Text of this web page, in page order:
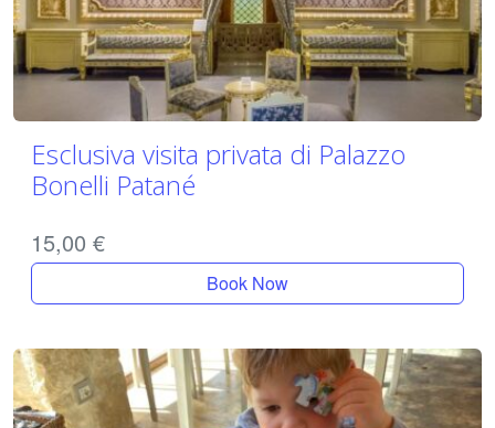
Esclusiva visita privata di Palazzo
Bonelli Patané
15,00 €
Book Now